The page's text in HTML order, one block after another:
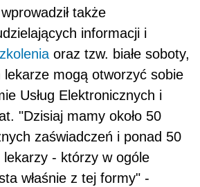
także
informacji i
oraz tzw. białe soboty,
mogą otworzyć sobie
Usług Elektronicznych i
"Dzisiaj mamy około 50
zaświadczeń i ponad 50
- którzy w ogóle
właśnie z tej formy" -